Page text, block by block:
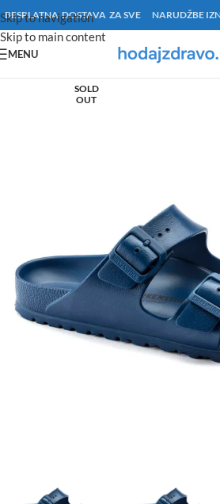
Skip to navigation
Skip to main content
BESPLATNA DOSTAVA ZA SVE NARUDŽBE
MENU
SOLD
OUT